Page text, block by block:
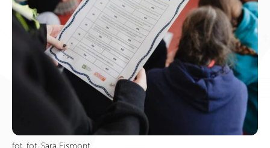
fot. fot. Sara Ejsmont